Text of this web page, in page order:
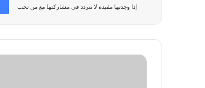
إذا وجدتها مفيدة لا تتردد فى مشاركتها مع من تحب
يا